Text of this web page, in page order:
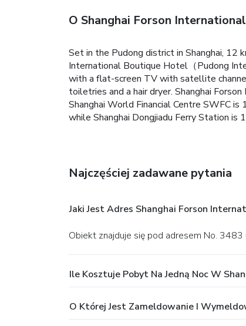
O Shanghai Forson
Set in the Pudong district in Shanghai, 12
International Boutique Hotel（Pudong
with a flat-screen TV with satellite
toiletries and a hair dryer. Shanghai
Shanghai World Financial Centre SWFC
while Shanghai Dongjiadu Ferry Station is
Najczęściej zadawane pytania
Jaki Jest Adres Shanghai Forson
Obiekt znajduje się pod adresem No.
Ile Kosztuje Pobyt Na Jedną Noc W
O Której Jest Zameldowanie I